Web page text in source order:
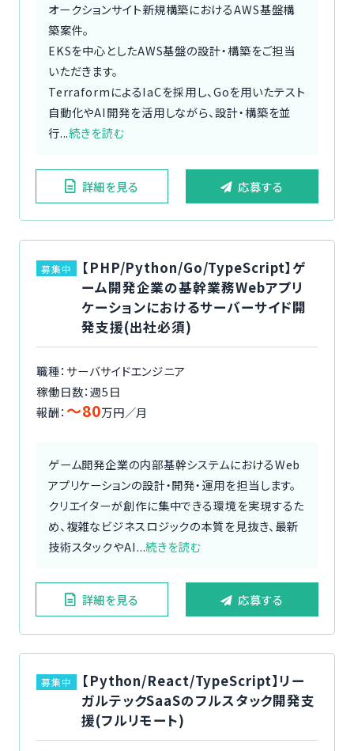
オークションサイト新規構築におけるAWS基盤構
築案件。
EKSを中心としたAWS基盤の設計・構築をご担当
いただきます。
TerraformによるIaCを採用し、Goを用いたテスト
自動化やAI開発を活用しながら、設計・構築を並
行...続きを読む
詳細を見る 応募する
募集中
【PHP/Python/Go/TypeScript】ゲ
ーム開発企業の基幹業務Webアプリ
ケーションにおけるサーバーサイド開
発支援(出社必須)
職種：サーバサイドエンジニア
稼働日数：週5日
報酬： 〜80万円／月
ゲーム開発企業の内部基幹システムにおけるWeb
アプリケーションの設計・開発・運用を担当します。
クリエイターが創作に集中できる環境を実現するた
め、複雑なビジネスロジックの本質を見抜き、最新
技術スタックやAI...続きを読む
詳細を見る 応募する
募集中
【Python/React/TypeScript】リー
ガルテックSaaSのフルスタック開発支
援(フルリモート)